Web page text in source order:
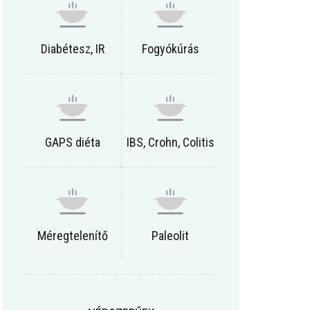
Diabétesz, IR Fogyókúrás
GAPS diéta IBS, Crohn, Colitis
Méregtelenítő Paleolit